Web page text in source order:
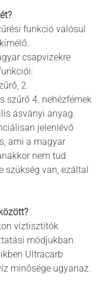
funkció valósul
csapvizekre
2.
szűrő 4. nehézfémek
ásványi anyag.
jelenlévő
ami a magyar
nem tud
szükség van, ezáltal
víztisztítók
módjukban
Ultracarb
minősége ugyanaz.